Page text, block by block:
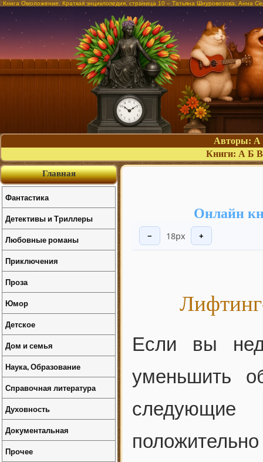
Книга Омоложение. Краткая энциклопедия, страница 10 – Татьяна Шнуровозова, Анна
Авторы: А
Книги: А Б В
Онлайн
− 18px +
Если вы
уменьшить
Главная
Фантастика
Детективы и Триллеры
Любовные романы
Приключения
Проза
Юмор
Детское
Дом и семья
Наука, Образование
Справочная литература
Духовность
Документальная
Прочее